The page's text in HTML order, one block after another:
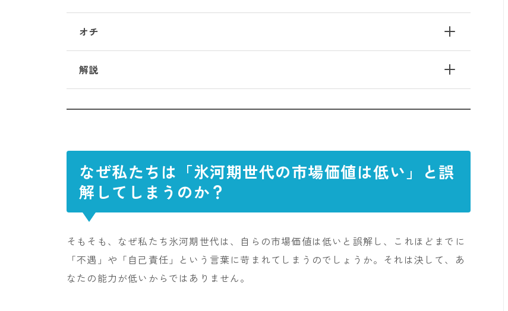
オチ
解説
なぜ私たちは「氷河期世代の市場価値は低い」と誤
解してしまうのか？
そもそも、なぜ私たち氷河期世代は、自らの市場価値は低いと誤解し、これほどまでに
「不遇」や「自己責任」という言葉に苛まれてしまうのでしょうか。それは決して、あ
なたの能力が低いからではありません。